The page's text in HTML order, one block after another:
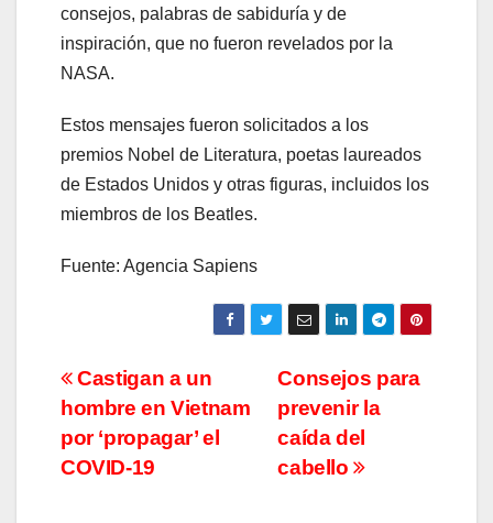
consejos, palabras de sabiduría y de
inspiración, que no fueron revelados por la
NASA.
Estos mensajes fueron solicitados a los
premios Nobel de Literatura, poetas laureados
de Estados Unidos y otras figuras, incluidos los
miembros de los Beatles.
Fuente: Agencia Sapiens
Navegación
de
entradas
Consejos para
prevenir la
caída del
cabello
Castigan a un
hombre en Vietnam
por ‘propagar’ el
COVID-19